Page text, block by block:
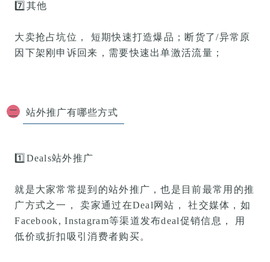
7️⃣ 其他
大卖抢占坑位， 短期快速打造爆品；断货了/异常原
因下架刚申诉回来，需要快速出单激活流量；
二 站外推广有哪些方式
1️⃣ Deals站外推广
就是大家常常提到的站外推广，也是目前最常用的推
广方式之一， 卖家通过在Deal网站， 社交媒体，如
Facebook, Instagram等渠道发布deal促销信息， 用
低价或折扣吸引消费者购买。